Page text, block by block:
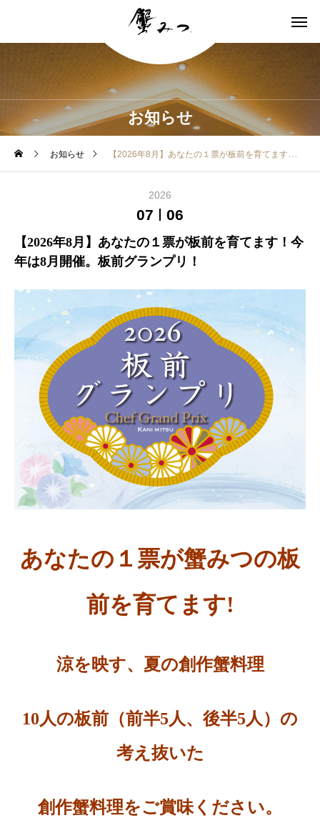
お知らせ
お知らせ 【2026年8月】あなたの１票が板前を育てます！今年は8月開催。板前グランプリ！
2026
07 06
【2026年8月】あなたの１票が板前を育てます！今
年は8月開催。板前グランプリ！
あなたの１票が蟹みつの板
前を育てます!
涼を映す、夏の創作蟹料理
10人の板前（前半5人、後半5人）の
考え抜いた
創作蟹料理をご賞味ください。